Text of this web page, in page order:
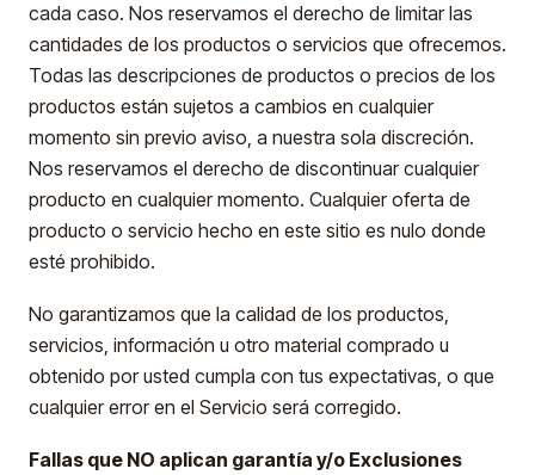
cada caso. Nos reservamos el derecho de limitar las
cantidades de los productos o servicios que ofrecemos.
Todas las descripciones de productos o precios de los
productos están sujetos a cambios en cualquier
momento sin previo aviso, a nuestra sola discreción.
Nos reservamos el derecho de discontinuar cualquier
producto en cualquier momento. Cualquier oferta de
producto o servicio hecho en este sitio es nulo donde
esté prohibido.
No garantizamos que la calidad de los productos,
servicios, información u otro material comprado u
obtenido por usted cumpla con tus expectativas, o que
cualquier error en el Servicio será corregido.
Fallas que NO aplican garantía y/o Exclusiones